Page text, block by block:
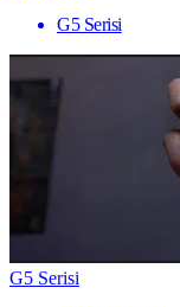
G5 Serisi
G5 Serisi